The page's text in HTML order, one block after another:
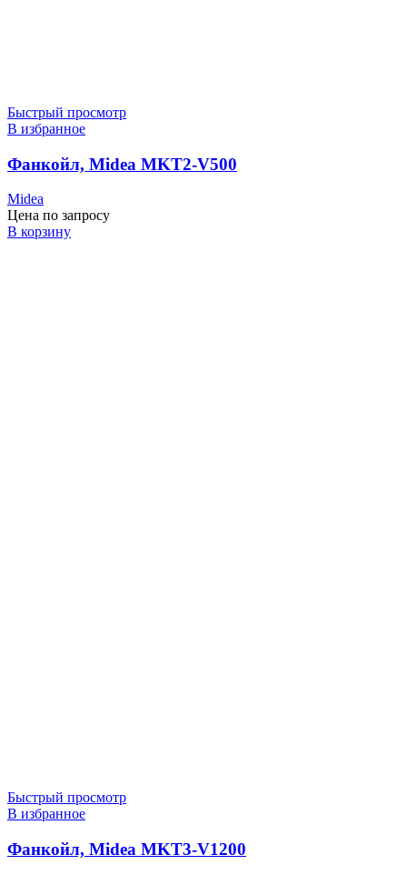
Быстрый просмотр
В избранное
Фанкойл, Midea MKT2-V500
Midea
Цена по запросу
В корзину
Быстрый просмотр
В избранное
Фанкойл, Midea MKT3-V1200